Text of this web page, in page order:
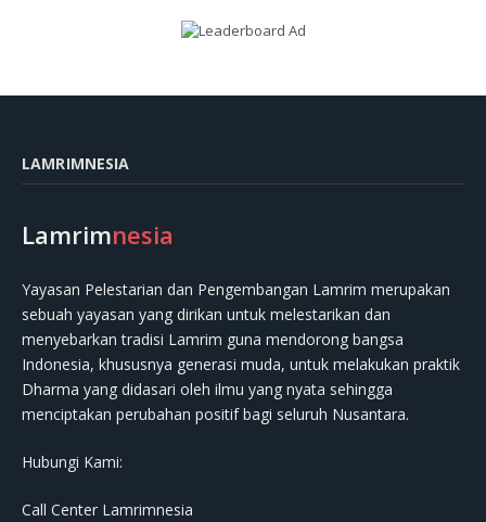
LAMRIMNESIA
Lamrimnesia
Yayasan Pelestarian dan Pengembangan Lamrim merupakan
sebuah yayasan yang dirikan untuk melestarikan dan
menyebarkan tradisi Lamrim guna mendorong bangsa
Indonesia, khususnya generasi muda, untuk melakukan praktik
Dharma yang didasari oleh ilmu yang nyata sehingga
menciptakan perubahan positif bagi seluruh Nusantara.
Hubungi Kami:
Call Center Lamrimnesia